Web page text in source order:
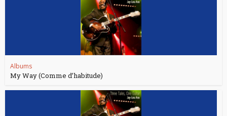
Albums
My Way (Comme d’habitude)